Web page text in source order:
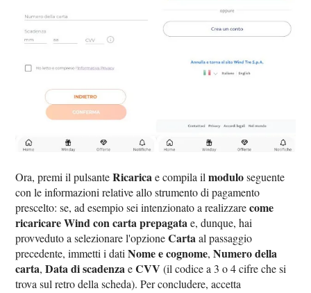
Ora, premi il pulsanteRicarica e compila ilmoduloseguente
con le informazioni relative allo strumento di pagamento
prescelto: se, ad esempio sei intenzionato a realizzarecome
ricaricare Wind con carta prepagata e, dunque, hai
provveduto a selezionare l'opzioneCarta al passaggio
precedente, immetti i datiNome e cognome,Numero della
carta,Data di scadenza eCVV (il codice a 3 o 4 cifre che si
trova sul retro della scheda). Per concludere, accetta